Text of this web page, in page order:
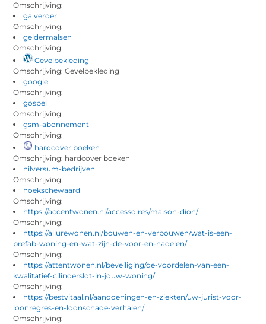
Omschrijving:
ga verder
Omschrijving:
geldermalsen
Omschrijving:
Gevelbekleding
Omschrijving: Gevelbekleding
google
Omschrijving:
gospel
Omschrijving:
gsm-abonnement
Omschrijving:
hardcover boeken
Omschrijving: hardcover boeken
hilversum-bedrijven
Omschrijving:
hoekschewaard
Omschrijving:
https://accentwonen.nl/accessoires/maison-dion/
Omschrijving:
https://allurewonen.nl/bouwen-en-verbouwen/wat-is-een-
prefab-woning-en-wat-zijn-de-voor-en-nadelen/
Omschrijving:
https://attentwonen.nl/beveiliging/de-voordelen-van-een-
kwalitatief-cilinderslot-in-jouw-woning/
Omschrijving:
https://bestvitaal.nl/aandoeningen-en-ziekten/uw-jurist-voor-
loonregres-en-loonschade-verhalen/
Omschrijving: